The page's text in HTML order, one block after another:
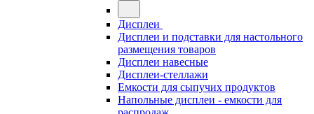
Дисплеи
Дисплеи и подставки для настольного
размещения товаров
Дисплеи навесные
Дисплеи-стеллажи
Емкости для сыпучих продуктов
Напольные дисплеи - емкости для